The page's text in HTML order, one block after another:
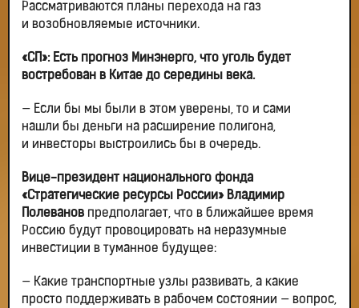
Рассматриваются планы перехода на газ
и возобновляемые источники.
«СП»: Есть прогноз Минэнерго, что уголь будет
востребован в Китае до середины века.
— Если бы мы были в этом уверены, то и сами
нашли бы деньги на расширение полигона,
и инвесторы выстроились бы в очередь.
Вице-президент национального фонда
«Стратегические ресурсы России» Владимир
Полеванов предполагает, что в ближайшее время
Россию будут провоцировать на неразумные
инвестиции в туманное будущее:
— Какие транспортные узлы развивать, а какие
просто поддерживать в рабочем состоянии — вопрос,